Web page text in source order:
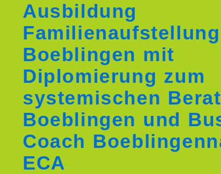
Ausbildung
Familienaufstellung
Boeblingen mit
Diplomierung zum
systemischen
Boeblingen und
Coach
ECA